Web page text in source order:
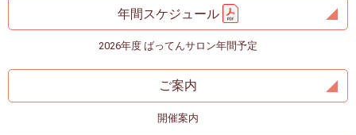
年間スケジュール
2026年度 ばってんサロン年間予定
ご案内
開催案内